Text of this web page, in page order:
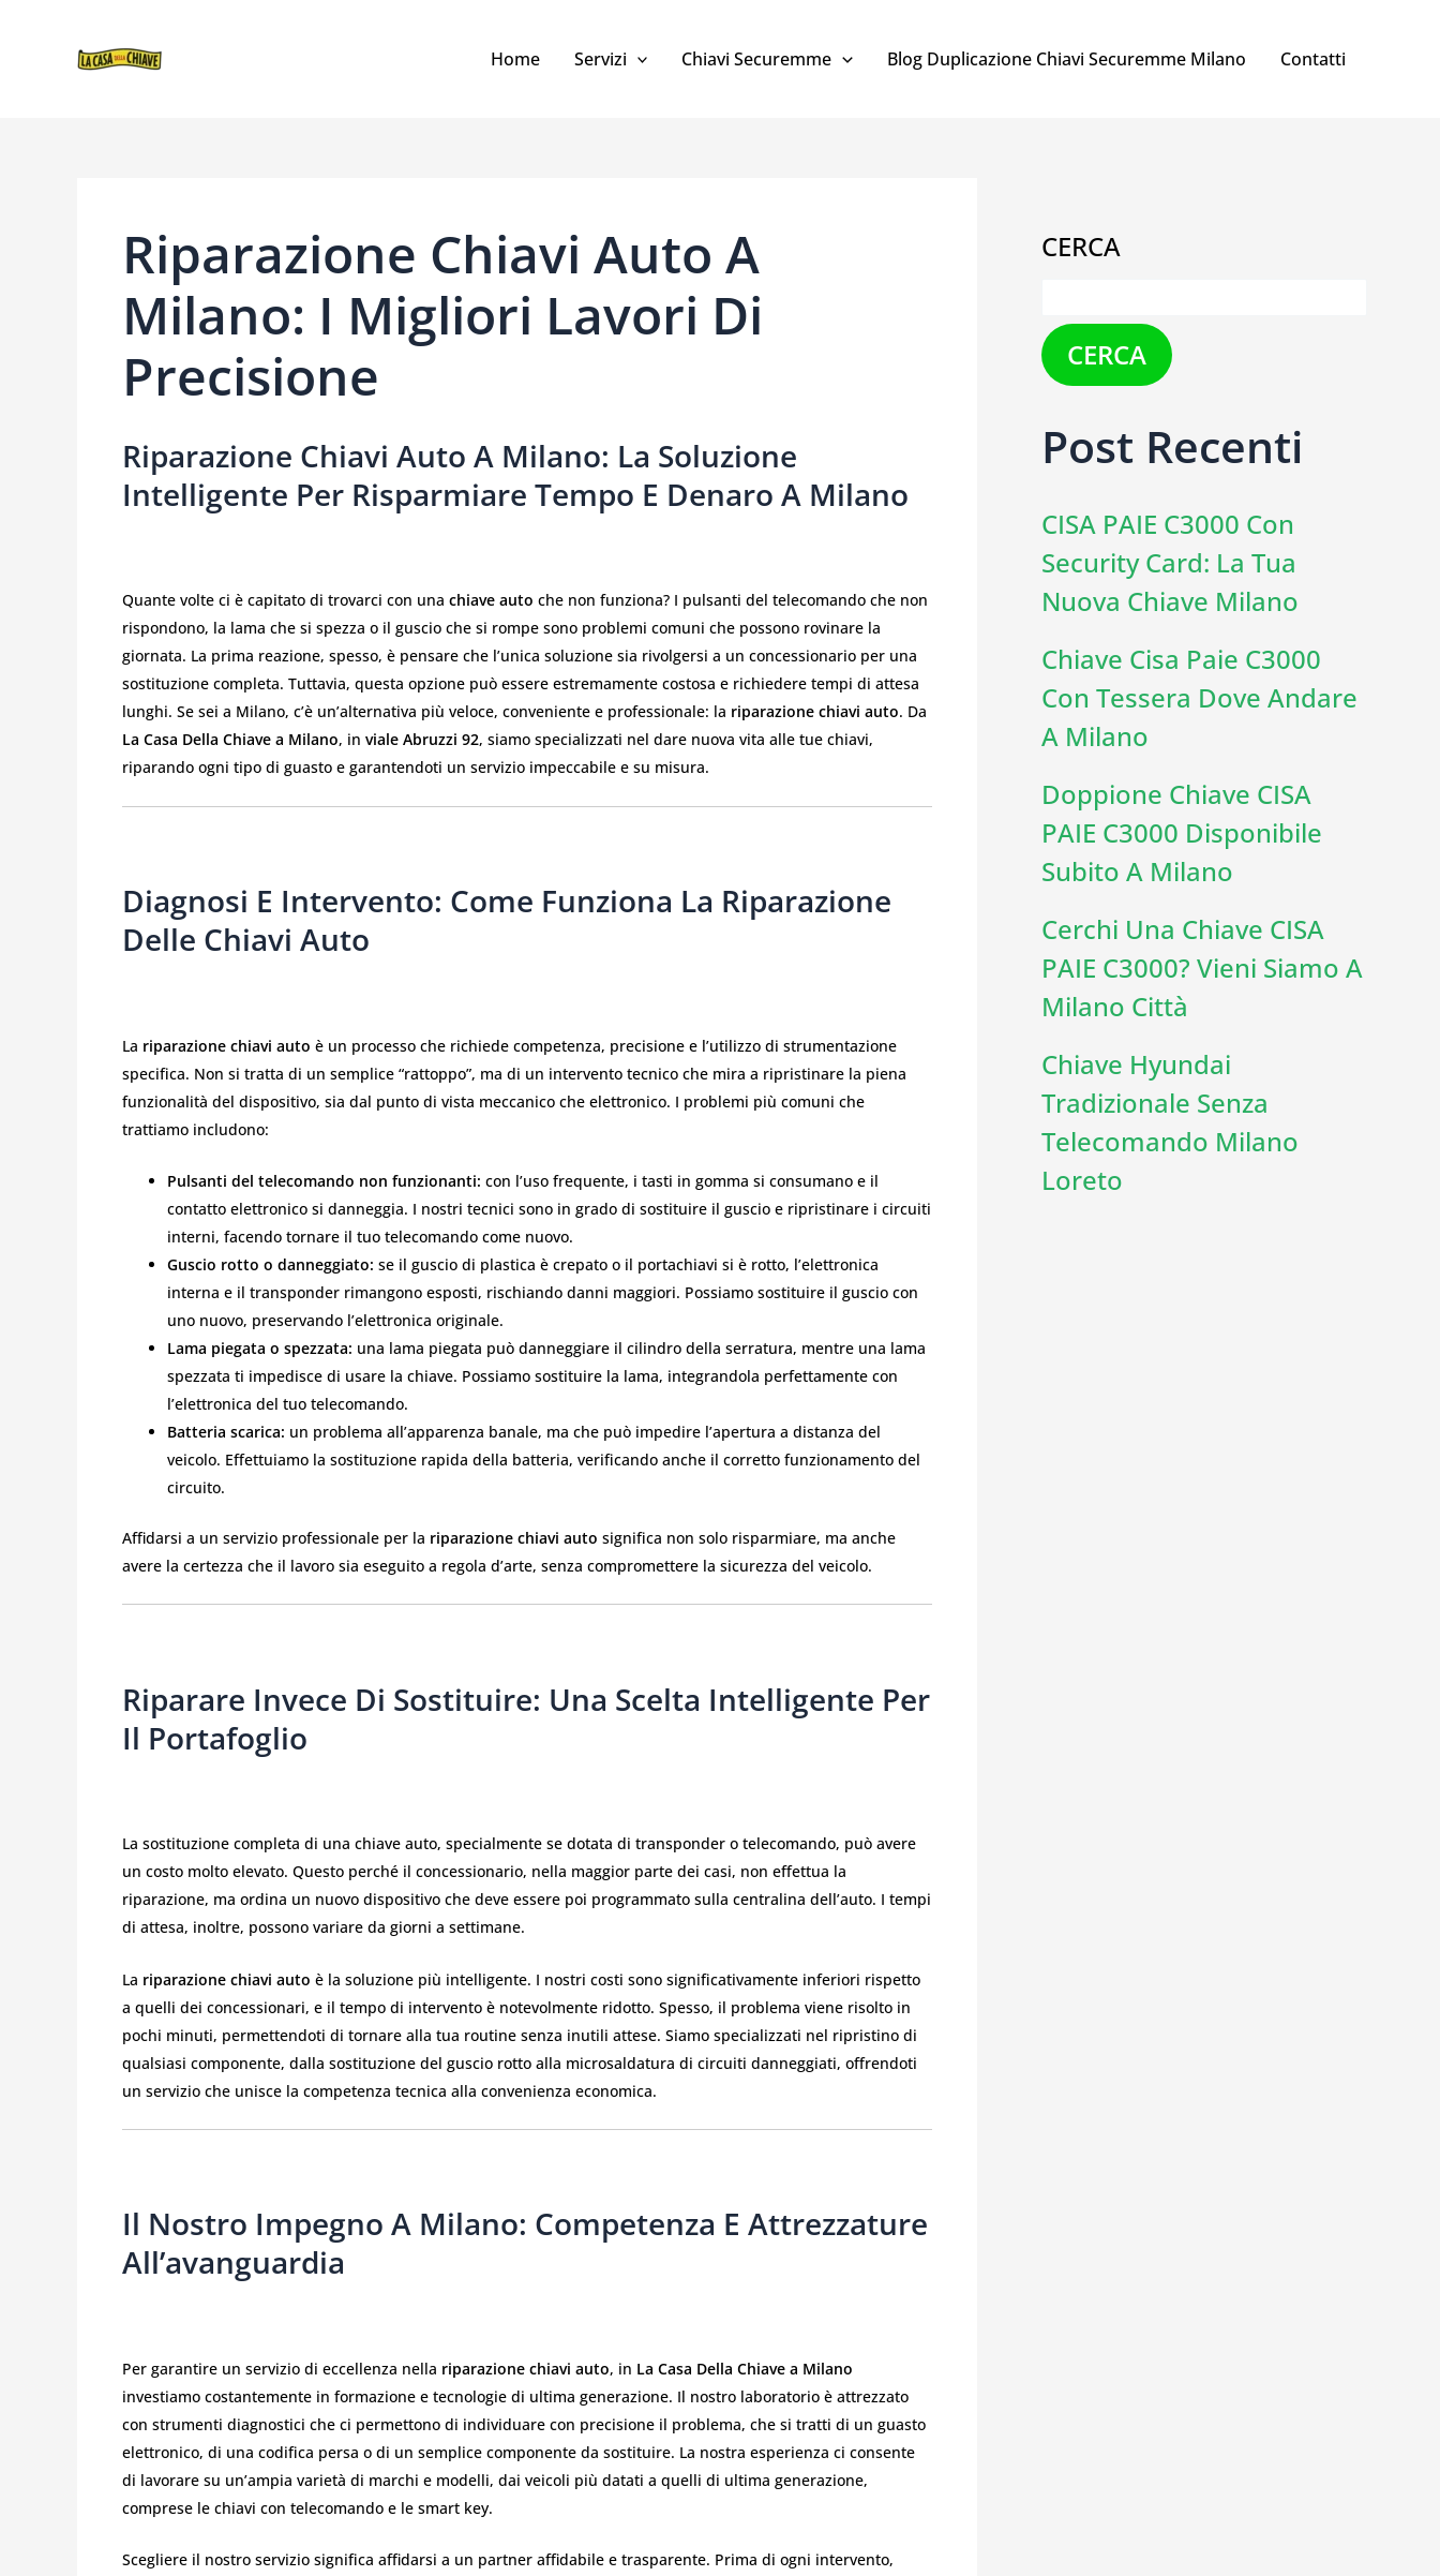
CONTENUTO
Home Servizi Chiavi Securemme Blog Duplicazione Chiavi Securemme Milano Contatti
Riparazione Chiavi Auto A
Milano: I Migliori Lavori Di
Precisione
Riparazione Chiavi Auto A Milano: La Soluzione
Intelligente Per Risparmiare Tempo E Denaro A Milano
Quante volte ci è capitato di trovarci con una chiave auto che non funziona? I pulsanti del telecomando che non
rispondono, la lama che si spezza o il guscio che si rompe sono problemi comuni che possono rovinare la
giornata. La prima reazione, spesso, è pensare che l’unica soluzione sia rivolgersi a un concessionario per una
sostituzione completa. Tuttavia, questa opzione può essere estremamente costosa e richiedere tempi di attesa
lunghi. Se sei a Milano, c’è un’alternativa più veloce, conveniente e professionale: la riparazione chiavi auto. Da
La Casa Della Chiave a Milano, in viale Abruzzi 92, siamo specializzati nel dare nuova vita alle tue chiavi,
riparando ogni tipo di guasto e garantendoti un servizio impeccabile e su misura.
Diagnosi E Intervento: Come Funziona La Riparazione
Delle Chiavi Auto
La riparazione chiavi auto è un processo che richiede competenza, precisione e l’utilizzo di strumentazione
specifica. Non si tratta di un semplice “rattoppo”, ma di un intervento tecnico che mira a ripristinare la piena
funzionalità del dispositivo, sia dal punto di vista meccanico che elettronico. I problemi più comuni che
trattiamo includono:
Pulsanti del telecomando non funzionanti: con l’uso frequente, i tasti in gomma si consumano e il
contatto elettronico si danneggia. I nostri tecnici sono in grado di sostituire il guscio e ripristinare i circuiti
interni, facendo tornare il tuo telecomando come nuovo.
Guscio rotto o danneggiato: se il guscio di plastica è crepato o il portachiavi si è rotto, l’elettronica
interna e il transponder rimangono esposti, rischiando danni maggiori. Possiamo sostituire il guscio con
uno nuovo, preservando l’elettronica originale.
Lama piegata o spezzata: una lama piegata può danneggiare il cilindro della serratura, mentre una lama
spezzata ti impedisce di usare la chiave. Possiamo sostituire la lama, integrandola perfettamente con
l’elettronica del tuo telecomando.
Batteria scarica: un problema all’apparenza banale, ma che può impedire l’apertura a distanza del
veicolo. Effettuiamo la sostituzione rapida della batteria, verificando anche il corretto funzionamento del
circuito.
Affidarsi a un servizio professionale per la riparazione chiavi auto significa non solo risparmiare, ma anche
avere la certezza che il lavoro sia eseguito a regola d’arte, senza compromettere la sicurezza del veicolo.
Riparare Invece Di Sostituire: Una Scelta Intelligente Per
Il Portafoglio
La sostituzione completa di una chiave auto, specialmente se dotata di transponder o telecomando, può avere
un costo molto elevato. Questo perché il concessionario, nella maggior parte dei casi, non effettua la
riparazione, ma ordina un nuovo dispositivo che deve essere poi programmato sulla centralina dell’auto. I tempi
di attesa, inoltre, possono variare da giorni a settimane.
La riparazione chiavi auto è la soluzione più intelligente. I nostri costi sono significativamente inferiori rispetto
a quelli dei concessionari, e il tempo di intervento è notevolmente ridotto. Spesso, il problema viene risolto in
pochi minuti, permettendoti di tornare alla tua routine senza inutili attese. Siamo specializzati nel ripristino di
qualsiasi componente, dalla sostituzione del guscio rotto alla microsaldatura di circuiti danneggiati, offrendoti
un servizio che unisce la competenza tecnica alla convenienza economica.
Il Nostro Impegno A Milano: Competenza E Attrezzature
All’avanguardia
Per garantire un servizio di eccellenza nella riparazione chiavi auto, in La Casa Della Chiave a Milano
investiamo costantemente in formazione e tecnologie di ultima generazione. Il nostro laboratorio è attrezzato
con strumenti diagnostici che ci permettono di individuare con precisione il problema, che si tratti di un guasto
elettronico, di una codifica persa o di un semplice componente da sostituire. La nostra esperienza ci consente
di lavorare su un’ampia varietà di marchi e modelli, dai veicoli più datati a quelli di ultima generazione,
comprese le chiavi con telecomando e le smart key.
Scegliere il nostro servizio significa affidarsi a un partner affidabile e trasparente. Prima di ogni intervento,
CERCA
CERCA
Post Recenti
CISA PAIE C3000 Con
Security Card: La Tua
Nuova Chiave Milano
Chiave Cisa Paie C3000
Con Tessera Dove Andare
A Milano
Doppione Chiave CISA
PAIE C3000 Disponibile
Subito A Milano
Cerchi Una Chiave CISA
PAIE C3000? Vieni Siamo A
Milano Città
Chiave Hyundai
Tradizionale Senza
Telecomando Milano
Loreto